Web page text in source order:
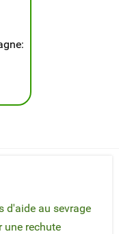
d'aide au sevrage
une rechute